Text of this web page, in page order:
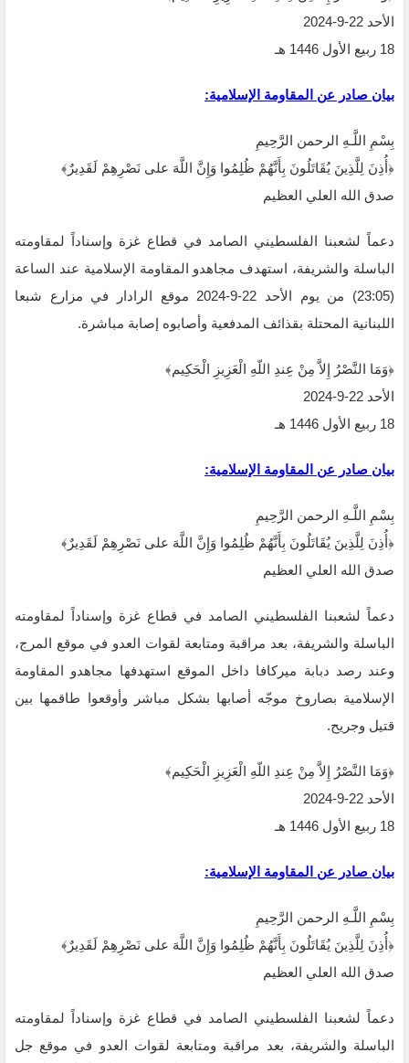
الأحد 22-9-2024‏
بيان صادر عن المقاومة الإسلامية:‏
بِسْمِ اللَّـهِ الرحمن الرَّحِيمِ
‏﴿أُذِنَ لِلَّذِينَ يُقَاتَلُونَ بِأَنَّهُمْ ظُلِمُوا وَإِنَّ اللَّهَ على نَصْرِهِمْ لَقَدِيرٌ﴾‏
صدق الله العلي العظيم
دعماً لشعبنا الفلسطيني الصامد في قطاع غزة وإسناداً لمقاومته
الباسلة ‌‏‌‏‌والشريفة، استهدف مجاهدو ‏المقاومة الإسلامية عند الساعة
(23:05) من يوم الأحد 22-9-2024 موقع الرادار في مزارع ‏شبعا
اللبنانية المحتلة بقذائف المدفعية وأصابوه إصابة مباشرة. ‏
‏﴿وَمَا النَّصْرُ إِلاَّ مِنْ عِندِ اللّهِ الْعَزِيزِ الْحَكِيم﴾‏
الأحد 22-9-2024‏
بيان صادر عن المقاومة الإسلامية:‏
بِسْمِ اللَّـهِ الرحمن الرَّحِيمِ
‏﴿أُذِنَ لِلَّذِينَ يُقَاتَلُونَ بِأَنَّهُمْ ظُلِمُوا وَإِنَّ اللَّهَ على نَصْرِهِمْ لَقَدِيرٌ﴾‏
صدق الله العلي العظيم
دعماً لشعبنا الفلسطيني الصامد في قطاع غزة وإسناداً لمقاومته
الباسلة ‌‏‌‏‌والشريفة، بعد مراقبة ‏ومتابعة لقوات العدو في موقع المرج،
وعند رصد دبابة ميركافا داخل الموقع استهدفها مجاهدو ‏المقاومة
الإسلامية بصاروخ موجّه أصابها بشكل مباشر وأوقعوا طاقمها بين
قتيل وجريح.‏
‏﴿وَمَا النَّصْرُ إِلاَّ مِنْ عِندِ اللّهِ الْعَزِيزِ الْحَكِيم﴾‏
الأحد 22-9-2024‏
بيان صادر عن المقاومة الإسلامية:
بِسْمِ اللَّـهِ الرحمن الرَّحِيمِ
‏﴿أُذِنَ لِلَّذِينَ يُقَاتَلُونَ بِأَنَّهُمْ ظُلِمُوا وَإِنَّ اللَّهَ على نَصْرِهِمْ لَقَدِيرٌ﴾‏
صدق الله العلي العظيم
دعماً لشعبنا الفلسطيني الصامد في قطاع غزة وإسناداً لمقاومته
الباسلة ‌‏‌‏‌والشريفة، بعد مراقبة ‏ومتابعة لقوات العدو في موقع جل